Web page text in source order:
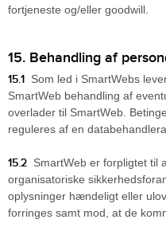
fortjeneste og/eller goodwill.
15. Behandling af
15.1 Som led i SmartWebs
SmartWeb behandling af
overlader til SmartWeb.
reguleres af en
15.2 SmartWeb er forpligtet til
organisatoriske
oplysninger hændeligt eller
forringes samt mod, at de